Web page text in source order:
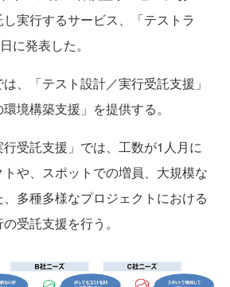
実行するサービス、「テストラ
に発表した。
、「テスト設計／実行受託支援」
境構築支援」を提供する。
受託支援」では、工数が1人月に
や、スポットでの増員、大規模な
多種多様なプロジェクトにおける
受託支援を行う。